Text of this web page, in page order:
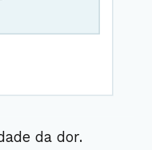
da dor.